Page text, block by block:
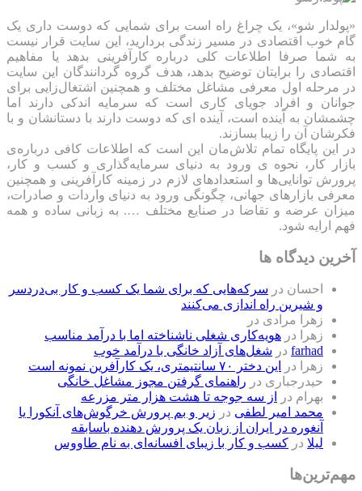
«پولدار شو»، یک چراغ راه است برای شمایی که دوست داری یک
گام خوب اقتصادی در مسیر زندگی بردارید، این سایت قرار نیست
به شما صرفا اطلاعات کلی درباره کارآفرینی بدهد یا مفاهیم
اقتصادی را برایتان توضیح بدهد، هدف گروه گردانندگان این سایت
در مرحله اول معرفی مشاغل مختلف و همچنین اشتغال‌زایی برای
جوانان و افراد جویای کاری است که سرمایه اندکی دارند اما
چشمشان به آینده است، آینده ای که دوست دارند با دستانشان و با
فکرشان آن را زیبا بسازند.
در این پایگاه تمام تلاش‌مان این است که ‌اطلاعات کافی درباره‌ی
بازار کار، نحوه ی ورود به دنیای سرمایه‌گذاری و کسب و کار،
پرورش توانایی‌ها و استعدادهای لازم در زمینه کارآفرینی و همچنین
معرفی بازارهای جهانی، چگونگی ورود به دنیای واردات و صادرات،
میزان عرضه و تقاضا در صنایع مختلف …. به زبانی ساده و همه
فهم ارایه شود.
آخرین دیدگاه ها
احسان در سرکه‌هایی که برای شما یک کسب و کار بی‌دردسر
و شیرین راه اندازی می‌کنند
زهرا مرادی در
زهرا
در هویه‌کاری شغلی ناشناخته اما با درآمد مناسب
farhad در شغل‌های آزاد خانگی با درآمد خوب
زهرا
در
این دختر ۷۰ سانتیمتری، یک کارآفرین نمونه است
حیدرجباری در راهنمای گرفتن مجوز مشاغل خانگی
بهرام در
از سه جوجه تا هشت هزار متر مزرعه
محمد امیر لطفی در زیر و بم پرورش خرگوش‌های آنکورا یا
آنغوره در ایران از زبان یک پرورش دهنده باسابقه
لیلا در کسب و کار با زیبای افسانه‌ای به نام طاووس
مهم‌ترین‌ها